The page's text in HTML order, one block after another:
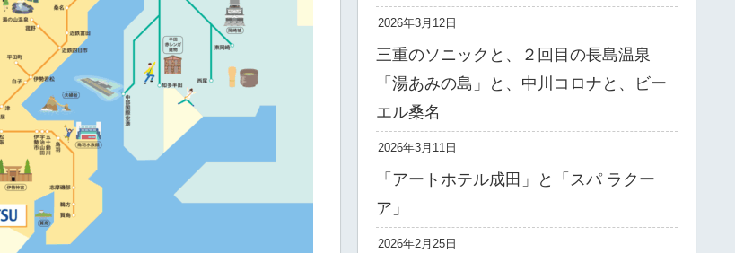
2026年3月12日
三重のソニックと、２回目の長島温泉
「湯あみの島」と、中川コロナと、ビー
エル桑名
2026年3月11日
「アートホテル成田」と「スパ ラクー
ア」
2026年2月25日